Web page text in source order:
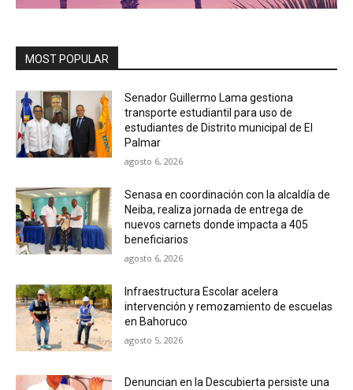
MOST POPULAR
Senador Guillermo Lama gestiona
transporte estudiantil para uso de
estudiantes de Distrito municipal de El
Palmar
agosto 6, 2026
Senasa en coordinación con la alcaldía de
Neiba, realiza jornada de entrega de
nuevos carnets donde impacta a 405
beneficiarios
agosto 6, 2026
Infraestructura Escolar acelera
intervención y remozamiento de escuelas
en Bahoruco
agosto 5, 2026
Denuncian en la Descubierta persiste una